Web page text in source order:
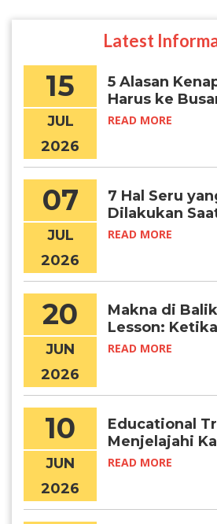
Latest
15
JUL
2026
5 Alasan
Harus ke
Panas
READ MORE
07
JUL
2026
7 Hal Seru
Dilakukan
READ MORE
20
JUN
2026
Makna di
Lesson:
Menjadi Awal
READ MORE
10
JUN
2026
Educational
Menjelajahi
Kampus
READ MORE